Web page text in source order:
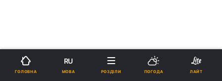
ГОЛОВНА
RU
МОВА РОЗДІЛИ ПОГОДА ЛАЙТ